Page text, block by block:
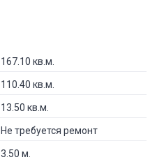
167.10 кв.м.
110.40 кв.м.
13.50 кв.м.
Не требуется ремонт
3.50 м.